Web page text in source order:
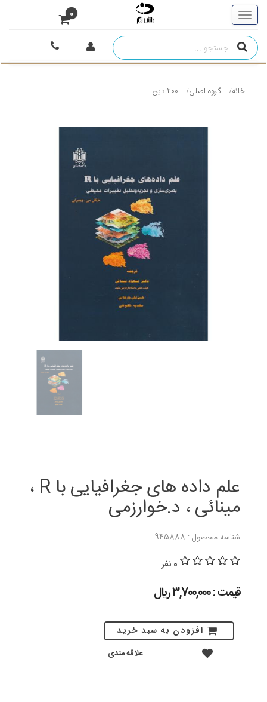
0
خانه گروه اصلی 200-دین
علم داده های جغرافیایی با R ،
مینائی ، د.خوارزمی
شناسه محصول : 945888
0 نفر
قیمت : 3,700,000 ريال
افزودن به سبد خرید
علاقه مندی